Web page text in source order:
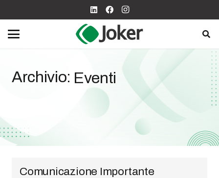
Archivio: Eventi
Comunicazione Importante